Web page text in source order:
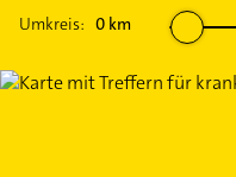
Umkreis: 0 km